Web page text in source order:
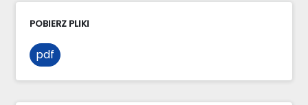
POBIERZ PLIKI
pdf